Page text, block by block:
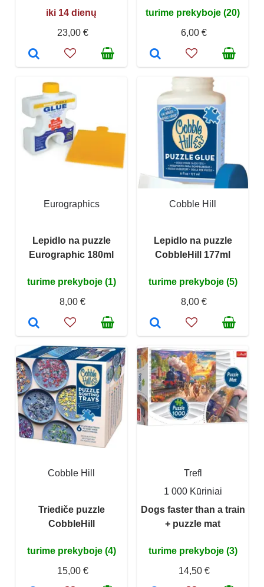
iki 14 dienų
23,00 €
turime prekyboje (20)
6,00 €
Eurographics
Lepidlo na puzzle
Eurographic 180ml
turime prekyboje (1)
8,00 €
Cobble Hill
Lepidlo na puzzle
CobbleHill 177ml
turime prekyboje (5)
8,00 €
Cobble Hill
Triediče puzzle
CobbleHill
turime prekyboje (4)
15,00 €
Trefl
1 000 Kūriniai
Dogs faster than a train
+ puzzle mat
turime prekyboje (3)
14,50 €